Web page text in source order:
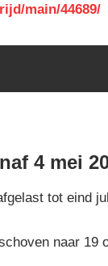
main/44689/
4 mei
tot eind
naar 19